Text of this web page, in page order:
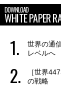
DOWNLOAD
WHITE PAPER
世界の通
レベルへ
［世界
の戦略